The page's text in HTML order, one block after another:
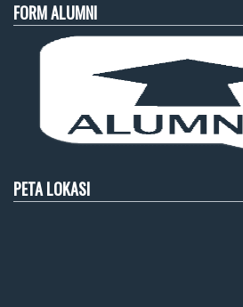
FORM ALUMNI
PETA LOKASI